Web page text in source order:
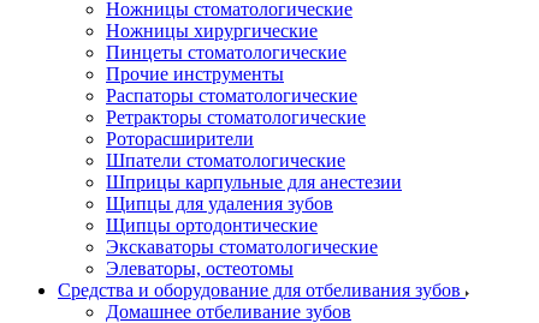
Ножницы стоматологические
Ножницы хирургические
Пинцеты стоматологические
Прочие инструменты
Распаторы стоматологические
Ретракторы стоматологические
Роторасширители
Шпатели стоматологические
Шприцы карпульные для анестезии
Щипцы для удаления зубов
Щипцы ортодонтические
Экскаваторы стоматологические
Элеваторы, остеотомы
Средства и оборудование для отбеливания зубов
Домашнее отбеливание зубов